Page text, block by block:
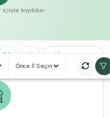
kaydolun.